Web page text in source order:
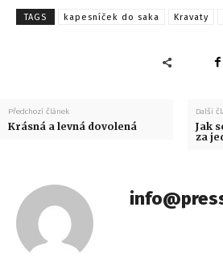
TAGS kapesníček do saka Kravaty
Předchozí článek
Krásná a levná dovolená
Další
Jak
za